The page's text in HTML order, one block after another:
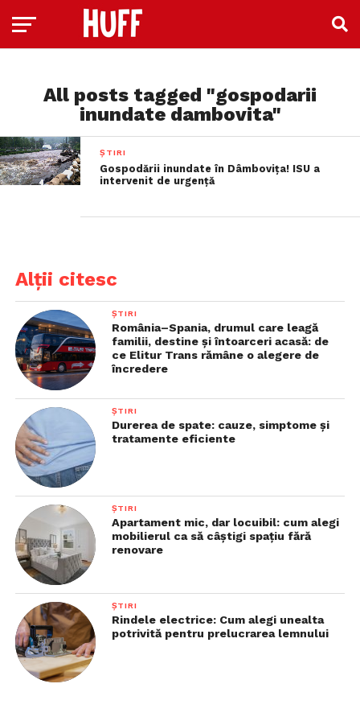
All posts tagged "gospodarii
inundate dambovita"
ȘTIRI
Gospodării inundate în Dâmbovița! ISU a
intervenit de urgență
Alții citesc
ȘTIRI
România–Spania, drumul care leagă
familii, destine și întoarceri acasă: de
ce Elitur Trans rămâne o alegere de
încredere
ȘTIRI
Durerea de spate: cauze, simptome și
tratamente eficiente
ȘTIRI
Apartament mic, dar locuibil: cum alegi
mobilierul ca să câștigi spațiu fără
renovare
ȘTIRI
Rindele electrice: Cum alegi unealta
potrivită pentru prelucrarea lemnului